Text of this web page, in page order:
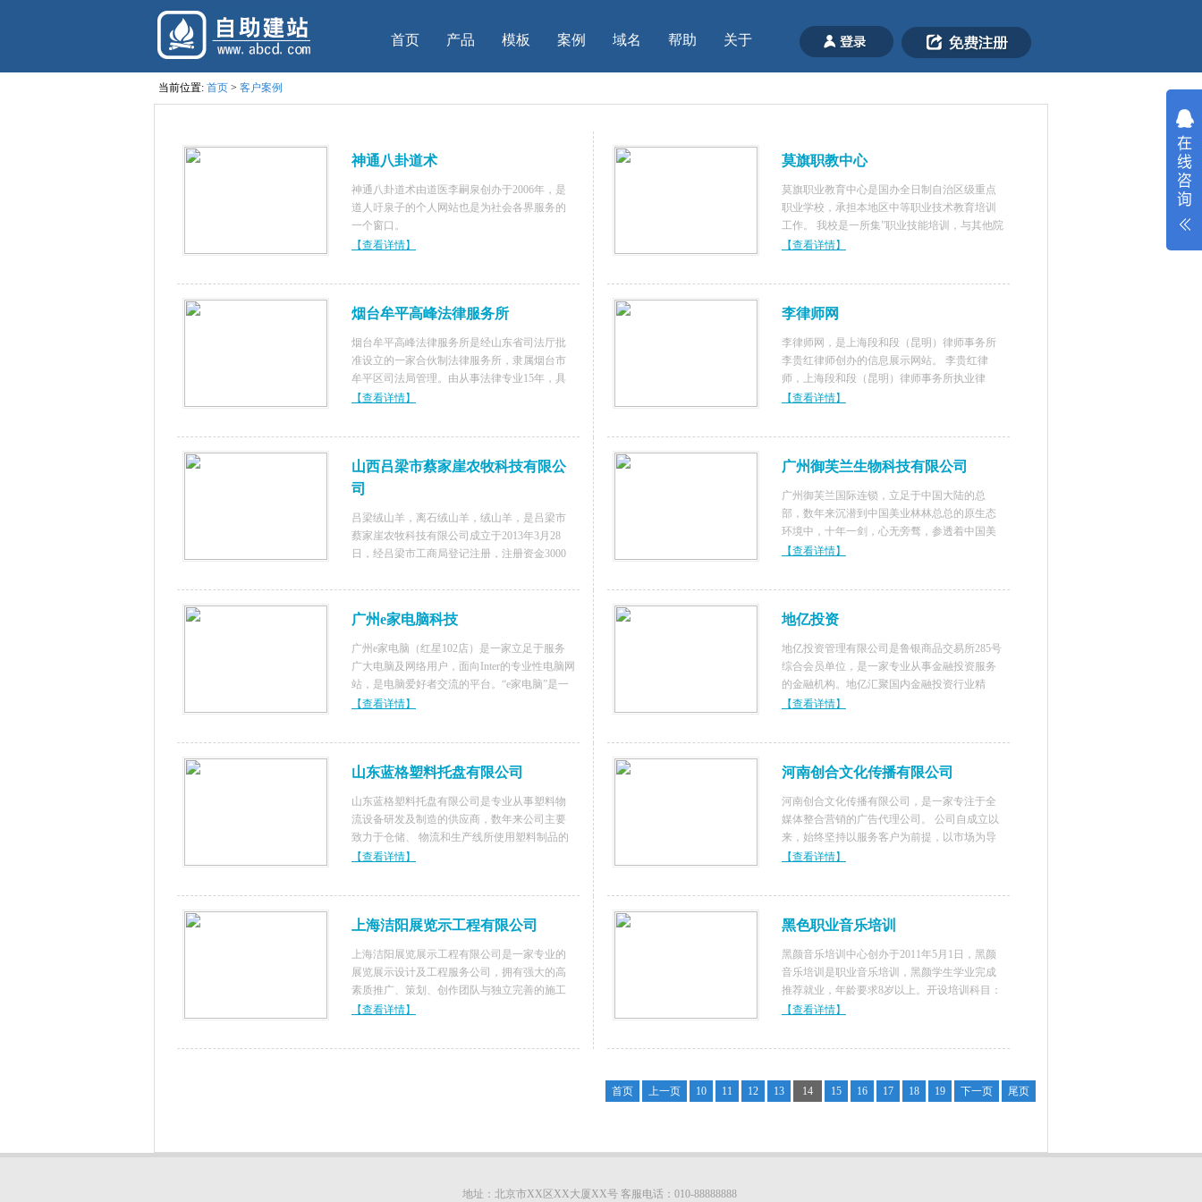
首页 产品 模板 案例 域名 帮助 关于
当前位置: 首页 > 客户案例
神通八卦道术
神通八卦道术由道医李嗣泉创办于2006年，是
道人吁泉子的个人网站也是为社会各界服务的
一个窗口。
【查看详情】
莫旗职教中心
莫旗职业教育中心是国办全日制自治区级重点
职业学校，承担本地区中等职业技术教育培训
工作。 我校是一所集”职业技能培训，与其他院
校联合办学，成人学员入校学习，发放毕业证
【查看详情】
烟台牟平高峰法律服务所
烟台牟平高峰法律服务所是经山东省司法厅批
准设立的一家合伙制法律服务所，隶属烟台市
牟平区司法局管理。由从事法律专业15年，具
有较高理论水平和丰富实践经验的所主任宫本
【查看详情】
李律师网
李律师网，是上海段和段（昆明）律师事务所
李贵红律师创办的信息展示网站。 李贵红律
师，上海段和段（昆明）律师事务所执业律
师，法学学士，中共党员，曾在司法机关工作
【查看详情】
山西吕梁市蔡家崖农牧科技有限公
司
吕梁绒山羊，离石绒山羊，绒山羊，是吕梁市
蔡家崖农牧科技有限公司成立于2013年3月28
日，经吕梁市工商局登记注册，注册资金3000
万平米，公司羊场位于吕梁市离石区红眼川乡
广州御芙兰生物科技有限公司
广州御芙兰国际连锁，立足于中国大陆的总
部，数年来沉潜到中国美业林林总总的原生态
环境中，十年一剑，心无旁骛，参透着中国美
业潜生、勃发的逻辑，从而积蓄起深厚的底蕴
【查看详情】
广州e家电脑科技
广州e家电脑（红星102店）是一家立足于服务
广大电脑及网络用户，面向Inter的专业性电脑网
站，是电脑爱好者交流的平台。“e家电脑”是一
家“连锁性质”的电脑专营店，我们保证所有商品
【查看详情】
地亿投资
地亿投资管理有限公司是鲁银商品交易所285号
综合会员单位，是一家专业从事金融投资服务
的金融机构。地亿汇聚国内金融投资行业精
英，组成专业化的风险控制，研发与客户服务
【查看详情】
山东蓝格塑料托盘有限公司
山东蓝格塑料托盘有限公司是专业从事塑料物
流设备研发及制造的供应商，数年来公司主要
致力于仓储、 物流和生产线所使用塑料制品的
设计、规划和生产，公司以市场为导向，吸收
【查看详情】
河南创合文化传播有限公司
河南创合文化传播有限公司，是一家专注于全
媒体整合营销的广告代理公司。 公司自成立以
来，始终坚持以服务客户为前提，以市场为导
向，以提升企业品牌影响力为动力，以实现企
【查看详情】
上海洁阳展览示工程有限公司
上海洁阳展览展示工程有限公司是一家专业的
展览展示设计及工程服务公司，拥有强大的高
素质推广、策划、创作团队与独立完善的施工
队伍，集展图设计、展厅搭建、会务策划为一
【查看详情】
黑色职业音乐培训
黑颜音乐培训中心创办于2011年5月1日，黑颜
音乐培训是职业音乐培训，黑颜学生学业完成
推荐就业，年龄要求8岁以上。开设培训科目：
钢琴，吉它，贝司，架子鼓，流行歌曲唱法。
【查看详情】
首页 上一页 10 11 12 13 14 15 16 17 18 19 下一页 尾页
地址：北京市XX区XX大厦XX号 客服电话：010-88888888